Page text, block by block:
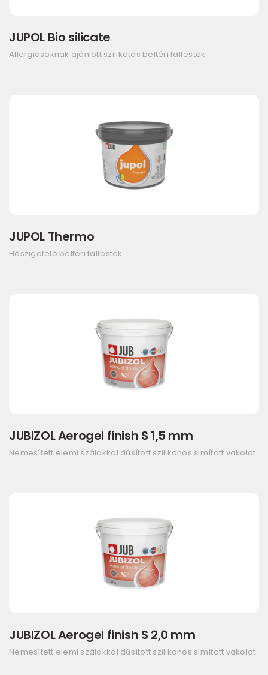
JUPOL Bio silicate
Allergiásoknak ajánlott szilikátos beltéri falfesték
JUPOL Thermo
Hőszigetelő beltéri falfesték
JUBIZOL Aerogel finish S 1,5 mm
Nemesített elemi szálakkal dúsított szilikonos simított vakolat
JUBIZOL Aerogel finish S 2,0 mm
Nemesített elemi szálakkal dúsított szilikonos simított vakolat